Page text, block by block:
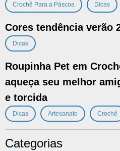
Crochê Para a Páscoa Dicas
Cores tendência verão
Dicas
Roupinha Pet em
aqueça seu melhor
e torcida
Dicas Artesanato Crochê
Categorias